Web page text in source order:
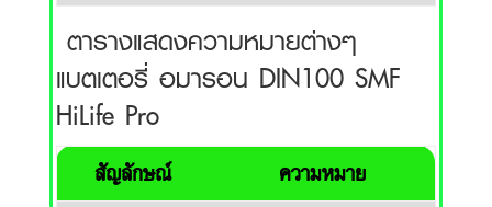
ตารางแสดงความหมายต่างๆ
แบตเตอรี่ อมารอน DIN100 SMF
HiLife Pro
สัญลักษณ์ ความหมาย